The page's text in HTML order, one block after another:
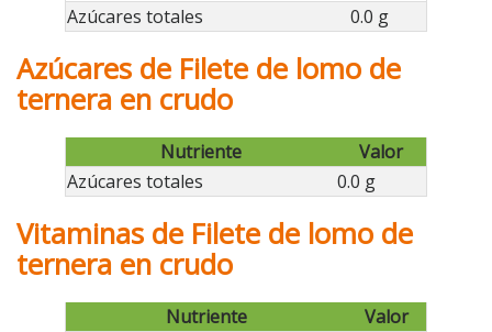
Azúcares totales
0.0 g
Azúcares de Filete de lomo de
ternera en crudo
Nutriente
Valor
Azúcares totales
0.0 g
Vitaminas de Filete de lomo de
ternera en crudo
Nutriente
Valor